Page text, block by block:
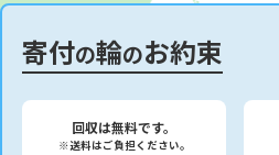
寄付の輪のお約束
回収は無料です。
※送料はご負担ください。